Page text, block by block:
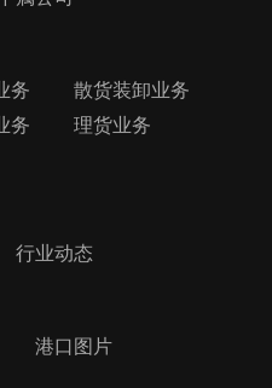
务
散货装卸业务
务
理货业务
行业动态
港口图片